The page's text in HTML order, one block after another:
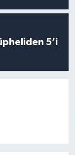
5’i